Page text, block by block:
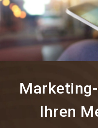
Informationen
Ihren